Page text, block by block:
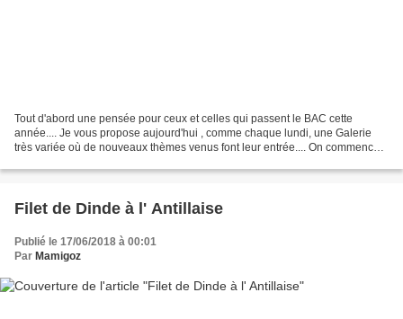
Tout d'abord une pensée pour ceux et celles qui passent le BAC cette
année.... Je vous propose aujourd'hui , comme chaque lundi, une Galerie
très variée où de nouveaux thèmes venus font leur entrée.... On commence
Filet de Dinde à l' Antillaise
Publié le 17/06/2018 à 00:01
Par Mamigoz